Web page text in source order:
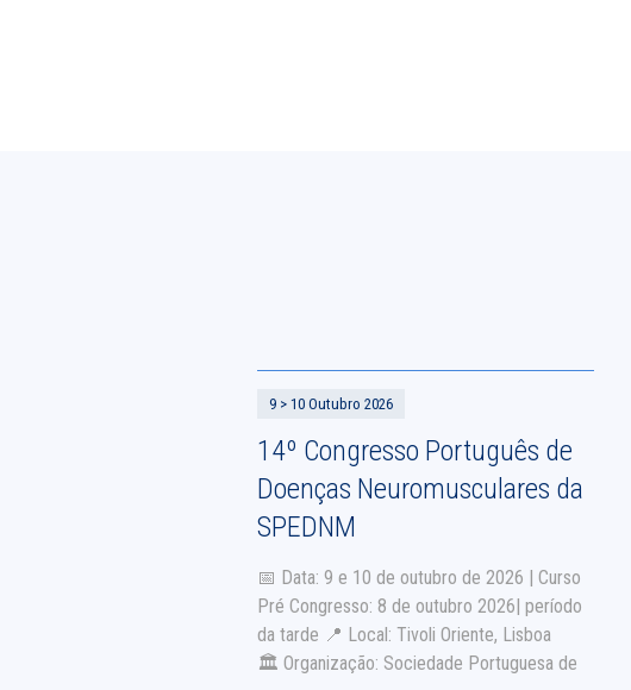
9 > 10 Outubro 2026
14º Congresso Português de
Doenças Neuromusculares da
SPEDNM
📅 Data: 9 e 10 de outubro de 2026 | Curso
Pré Congresso: 8 de outubro 2026| período
da tarde 📍 Local: Tivoli Oriente, Lisboa
🏛 Organização: Sociedade Portuguesa de